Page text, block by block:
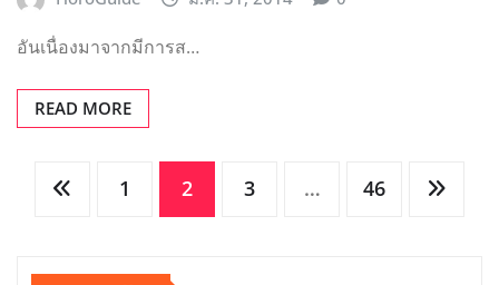
HoroGuide(88)
HoroGuide พาเที่ยว
บทความน่าอ่าน
พระเครื่อง ของขลัง เครื่องรางนำโชค(62)
รีวิว หมอดูแม่นๆ(34)
ดาวน์โหลด(13)